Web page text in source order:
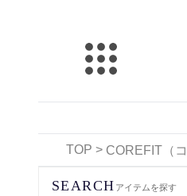
TOP > COREFIT（
SEARCH アイテムを探す